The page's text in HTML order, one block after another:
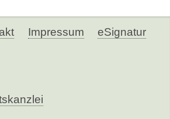
Impressum eSignatur